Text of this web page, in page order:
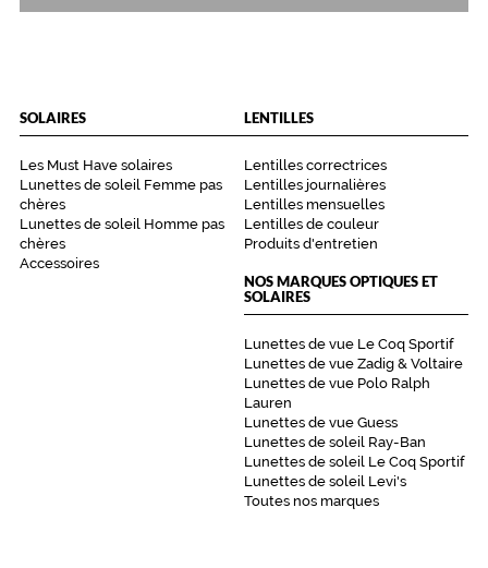
SOLAIRES
Les Must Have solaires
Lunettes de soleil Femme pas
chères
Lunettes de soleil Homme pas
chères
Accessoires
LENTILLES
Lentilles correctrices
Lentilles journalières
Lentilles mensuelles
Lentilles de couleur
Produits d'entretien
NOS MARQUES OPTIQUES ET
SOLAIRES
Lunettes de vue Le Coq Sportif
Lunettes de vue Zadig & Voltaire
Lunettes de vue Polo Ralph
Lauren
Lunettes de vue Guess
Lunettes de soleil Ray-Ban
Lunettes de soleil Le Coq Sportif
Lunettes de soleil Levi's
Toutes nos marques